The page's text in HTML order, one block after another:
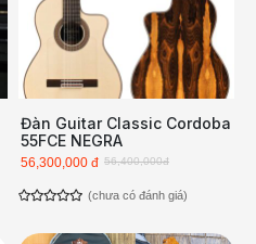
Đàn Guitar Classic Cordoba
55FCE NEGRA
56,400,000đ
56,300,000 đ
(chưa có đánh giá)